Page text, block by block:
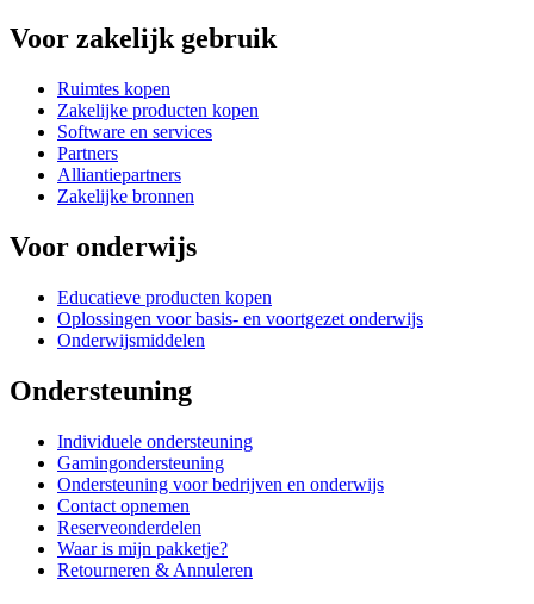
Voor zakelijk gebruik
Ruimtes kopen
Zakelijke producten kopen
Software en services
Partners
Alliantiepartners
Zakelijke bronnen
Voor onderwijs
Educatieve producten kopen
Oplossingen voor basis- en voortgezet onderwijs
Onderwijsmiddelen
Ondersteuning
Individuele ondersteuning
Gamingondersteuning
Ondersteuning voor bedrijven en onderwijs
Contact opnemen
Reserveonderdelen
Waar is mijn pakketje?
Retourneren & Annuleren